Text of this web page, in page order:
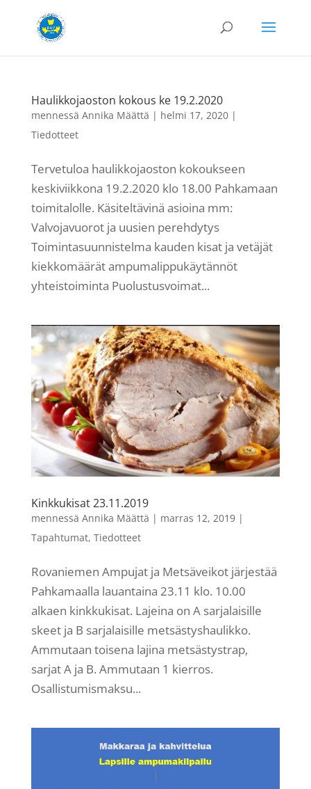
Haulikkojaoston kokous ke 19.2.2020
mennessä Annika Määttä | helmi 17, 2020|
Tiedotteet
Tervetuloa haulikkojaoston kokoukseen
keskiviikkona 19.2.2020 klo 18.00 Pahkamaan
toimitalolle. Käsiteltävinä asioina mm:
Valvojavuorot ja uusien perehdytys
Toimintasuunnistelma kauden kisat ja vetäjät
kiekkomäärät ampumalippukäytännöt
yhteistoiminta Puolustusvoimat...
Kinkkukisat 23.11.2019
mennessä Annika Määttä | marras 12, 2019|
Tapahtumat, Tiedotteet
Rovaniemen Ampujat ja Metsäveikot järjestää
Pahkamaalla lauantaina 23.11 klo. 10.00
alkaen kinkkukisat. Lajeina on A sarjalaisille
skeet ja B sarjalaisille metsästyshaulikko.
Ammutaan toisena lajina metsästystrap,
sarjat A ja B. Ammutaan 1 kierros.
Osallistumismaksu...